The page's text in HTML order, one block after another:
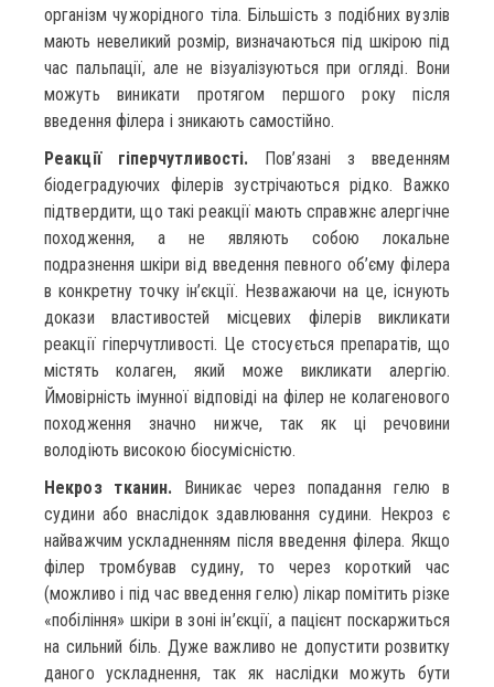
організм чужорідного тіла. Більшість з подібних вузлів
мають невеликий розмір, визначаються під шкірою під
час пальпації, але не візуалізуються при огляді. Вони
можуть виникати протягом першого року після
введення філера і зникають самостійно.
Реакції гіперчутливості. Пов’язані з введенням
біодеградуючих філерів зустрічаються рідко. Важко
підтвердити, що такі реакції мають справжнє алергічне
походження, а не являють собою локальне
подразнення шкіри від введення певного об’єму філера
в конкретну точку ін’єкції. Незважаючи на це, існують
докази властивостей місцевих філерів викликати
реакції гіперчутливості. Це стосується препаратів, що
містять колаген, який може викликати алергію.
Ймовірність імунної відповіді на філер не колагенового
походження значно нижче, так як ці речовини
володіють високою біосумісністю.
Некроз тканин. Виникає через попадання гелю в
судини або внаслідок здавлювання судини. Некроз є
найважчим ускладненням після введення філера. Якщо
філер тромбував судину, то через короткий час
(можливо і під час введення гелю) лікар помітить різке
«побіління» шкіри в зоні ін’єкції, а пацієнт поскаржиться
на сильний біль. Дуже важливо не допустити розвитку
даного ускладнення, так як наслідки можуть бути